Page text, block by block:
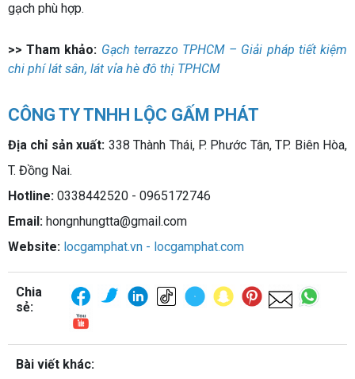
gạch phù hợp.
>> Tham khảo: Gạch terrazzo TPHCM – Giải pháp tiết kiệm
chi phí lát sân, lát vỉa hè đô thị TPHCM
CÔNG TY TNHH LỘC GẤM PHÁT
Địa chỉ sản xuất: 338 Thành Thái, P. Phước Tân, TP. Biên Hòa,
T. Đồng Nai.
Hotline: 0338442520 - 0965172746
Email: hongnhungtta@gmail.com
Website: locgamphat.vn - locgamphat.com
Chia
sẻ:
Bài viết khác: